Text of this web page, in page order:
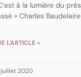
à la lumière du
» Charles Baudelaire
L'ARTICLE »
juillet 2020